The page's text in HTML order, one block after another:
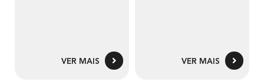
VER MAIS VER MAIS